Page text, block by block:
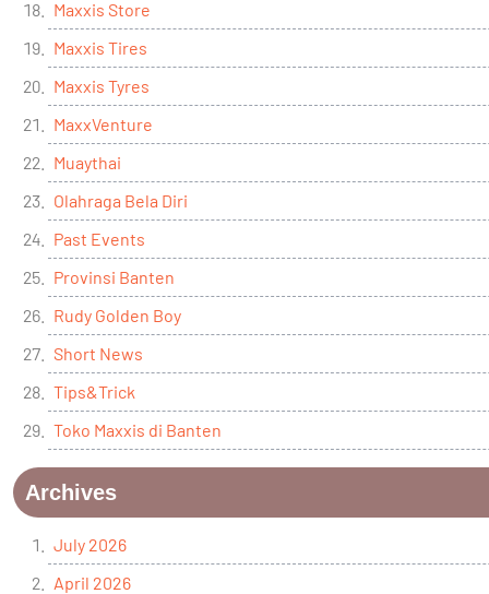
Maxxis Store
Maxxis Tires
Maxxis Tyres
MaxxVenture
Muaythai
Olahraga Bela Diri
Past Events
Provinsi Banten
Rudy Golden Boy
Short News
Tips&Trick
Toko Maxxis di Banten
Archives
July 2026
April 2026